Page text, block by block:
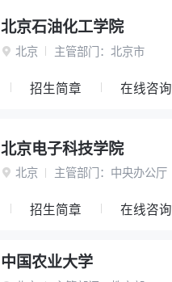
北京石油化工学院
 北京 主管部门： 北京市
招生简章 在线咨询
北京电子科技学院
 北京 主管部门： 中央办公厅
招生简章 在线咨询
中国农业大学